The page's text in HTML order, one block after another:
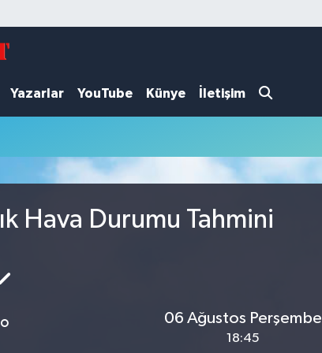
Yazarlar YouTube Künye İletişim
Hava Durumu Tahmini
°
06 Ağustos Perşembe
18:45